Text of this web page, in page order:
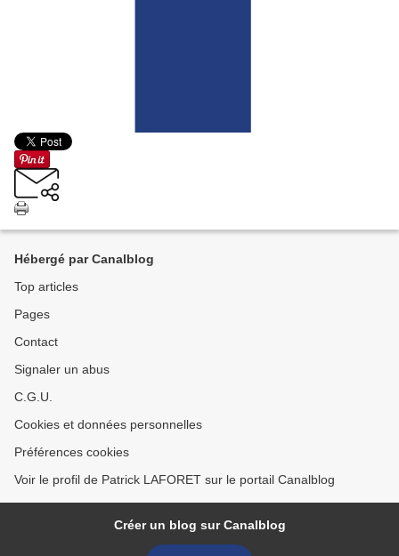
Hébergé par Canalblog
Top articles
Pages
Contact
Signaler un abus
C.G.U.
Cookies et données personnelles
Préférences cookies
Voir le profil de Patrick LAFORET sur le portail Canalblog
Créer un blog sur Canalblog